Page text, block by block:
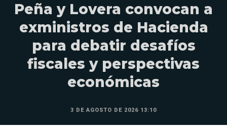
Peña y Lovera convocan a
exministros de Hacienda
para debatir desafíos
fiscales y perspectivas
económicas
3 DE AGOSTO DE 2026 13:10